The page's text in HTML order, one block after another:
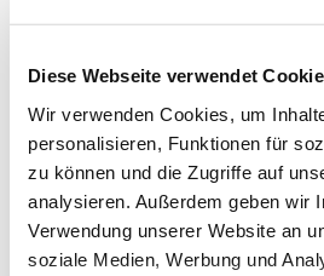
Diese Webseite verwendet
Wir verwenden Cookies, um
personalisieren, Funktionen für
zu können und die Zugriffe auf
analysieren. Außerdem geben wir
Verwendung unserer Website an
soziale Medien, Werbung und
Kontakt: Wolf-Dieter
zimmermann@netzwerk-